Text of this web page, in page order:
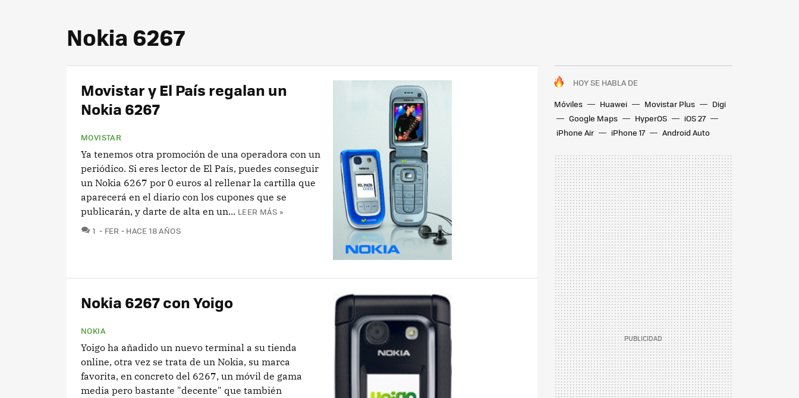
Nokia 6267
HOY SE HABLA DE
Móviles
Huawei Movistar Plus
Digi
Google Maps
HyperOS
iOS 27
iPhone Air
iPhone 17 Android Auto
Movistar y El País regalan un
Nokia 6267
MOVISTAR
Ya tenemos otra promoción de una operadora con un
periódico. Si eres lector de El País, puedes conseguir
un Nokia 6267 por 0 euros al rellenar la cartilla que
aparecerá en el diario con los cupones que se
publicarán, y darte de alta en un... LEER MÁS »
1 COMENTARIOS
FER HACE 18 AÑOS
Nokia 6267 con Yoigo
NOKIA
Yoigo ha añadido un nuevo terminal a su tienda
online, otra vez se trata de un Nokia, su marca
favorita, en concreto del 6267, un móvil de gama
media pero bastante "decente" que también